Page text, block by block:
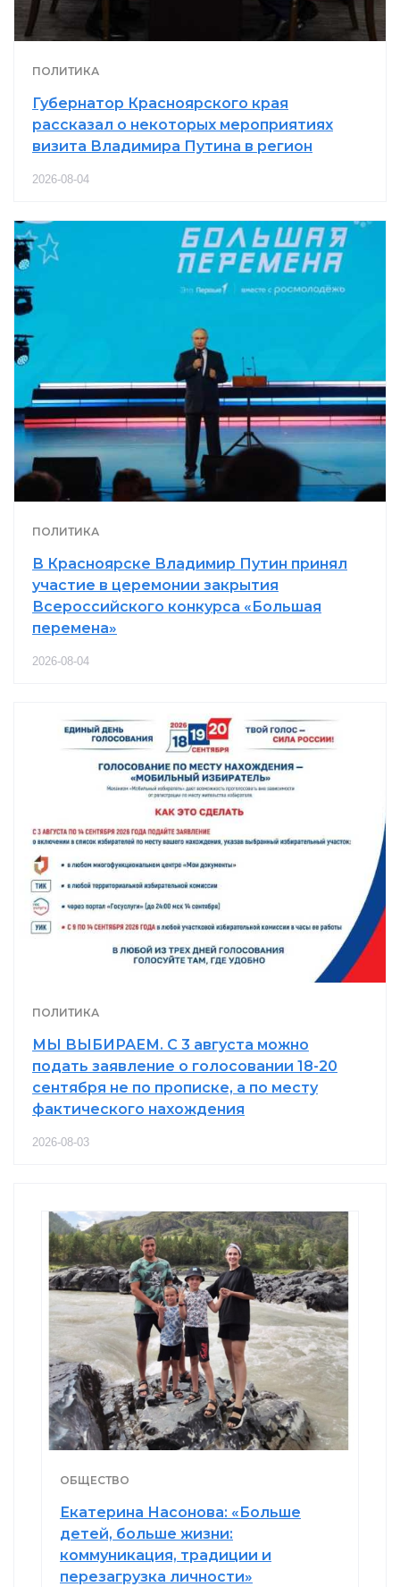
ПОЛИТИКА
Губернатор Красноярского края
рассказал о некоторых мероприятиях
визита Владимира Путина в регион
2026-08-04
ПОЛИТИКА
В Красноярске Владимир Путин принял
участие в церемонии закрытия
Всероссийского конкурса «Большая
перемена»
2026-08-04
ПОЛИТИКА
МЫ ВЫБИРАЕМ. С 3 августа можно
подать заявление о голосовании 18-20
сентября не по прописке, а по месту
фактического нахождения
2026-08-03
ОБЩЕСТВО
Екатерина Насонова: «Больше
детей, больше жизни:
коммуникация, традиции и
перезагрузка личности»